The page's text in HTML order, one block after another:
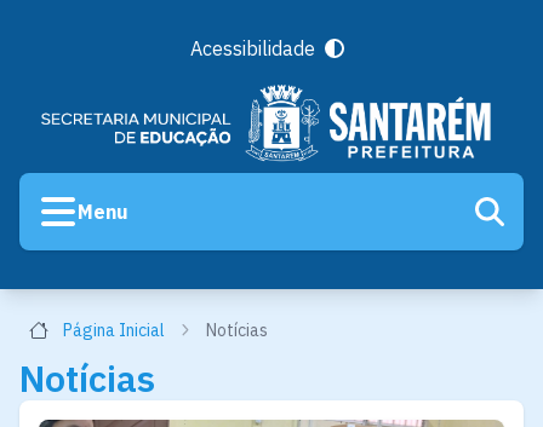
Acessibilidade
Menu
Página Inicial Notícias
Notícias